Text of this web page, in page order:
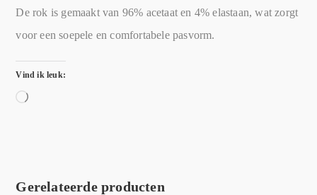
De rok is gemaakt van 96% acetaat en 4% elastaan, wat zorgt
voor een soepele en comfortabele pasvorm.
Vind ik leuk:
Gerelateerde producten